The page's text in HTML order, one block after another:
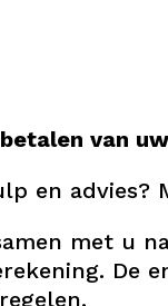
van
en advies?
met u
De